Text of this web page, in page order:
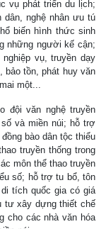
vụ phát triển du lịch;
dân, nghệ nhân ưu tú
biến hình thức sinh
những người kế cận;
vụ, truyền dạy
bảo tồn, phát huy văn
một...
đội văn nghệ truyền
và miền núi; hỗ trợ
bào dân tộc thiểu
truyền thống trong
môn thể thao truyền
số; hỗ trợ tu bổ, tôn
tích quốc gia có giá
tư xây dựng thiết chế
cho các nhà văn hóa